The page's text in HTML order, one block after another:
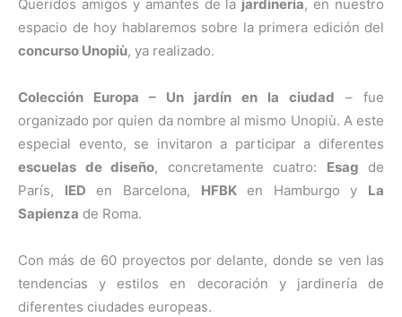
Queridos amigos y amantes de la jardinería, en nuestro
espacio de hoy hablaremos sobre la primera edición del
concurso Unopiù, ya realizado.
Colección Europa – Un jardín en la ciudad – fue
organizado por quien da nombre al mismo Unopiù. A este
especial evento, se invitaron a participar a diferentes
escuelas de diseño, concretamente cuatro: Esag de
París, IED en Barcelona, HFBKen Hamburgo y La
Sapienza de Roma.
Con más de 60 proyectos por delante, donde se ven las
tendencias y estilos en decoración y jardinería de
diferentes ciudades europeas.